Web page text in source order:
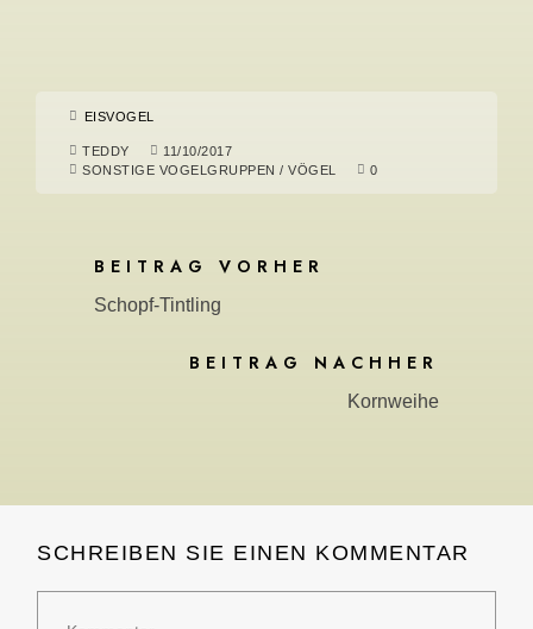
EISVOGEL
TEDDY
11/10/2017
SONSTIGE VOGELGRUPPEN / VÖGEL 0
BEITRAG VORHER
Schopf-Tintling
BEITRAG NACHHER
Kornweihe
SCHREIBEN SIE EINEN KOMMENTAR